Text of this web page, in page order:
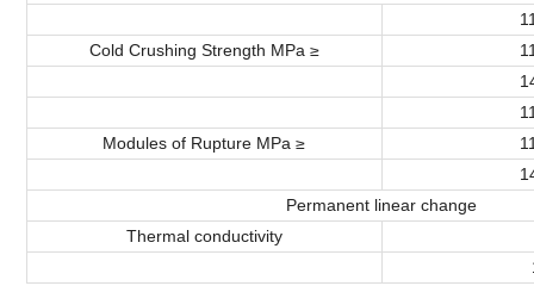
Cold Crushing Strength MPa ≥
Modules of Rupture MPa ≥
Permanent linear change
Thermal conductivity